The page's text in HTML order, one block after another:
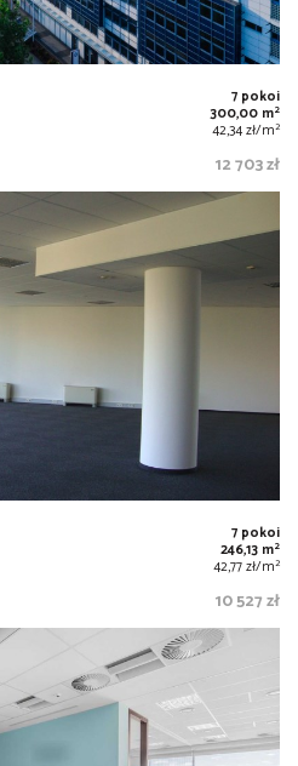
7 pokoi
300,00 m2
42,34 zł/m2
12 703 zł
7 pokoi
246,13 m2
42,77 zł/m2
10 527 zł